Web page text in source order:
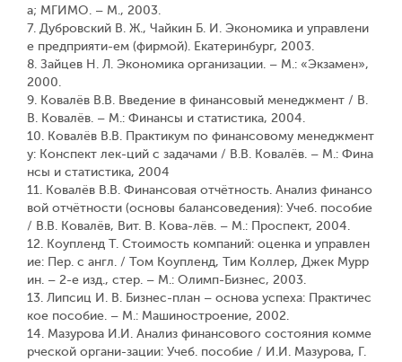
а; МГИМО. – М., 2003.
7. Дубровский В. Ж., Чайкин Б. И. Экономика и управлени
е предприяти-ем (фирмой). Екатеринбург, 2003.
8. Зайцев Н. Л. Экономика организации. – М.: «Экзамен»,
2000.
9. Ковалёв В.В. Введение в финансовый менеджмент / В.
В. Ковалёв. – М.: Финансы и статистика, 2004.
10. Ковалёв В.В. Практикум по финансовому менеджмент
у: Конспект лек-ций с задачами / В.В. Ковалёв. – М.: Фина
нсы и статистика, 2004
11. Ковалёв В.В. Финансовая отчётность. Анализ финансо
вой отчётности (основы балансоведения): Учеб. пособие
/ В.В. Ковалёв, Вит. В. Кова-лёв. – М.: Проспект, 2004.
12. Коупленд Т. Стоимость компаний: оценка и управлен
ие: Пер. с англ. / Том Коупленд, Тим Коллер, Джек Мурр
ин. – 2-е изд., стер. – М.: Олимп-Бизнес, 2003.
13. Липсиц И. В. Бизнес-план – основа успеха: Практичес
кое пособие. – М.: Машиностроение, 2002.
14. Мазурова И.И. Анализ финансового состояния комме
рческой органи-зации: Учеб. пособие / И.И. Мазурова, Г.